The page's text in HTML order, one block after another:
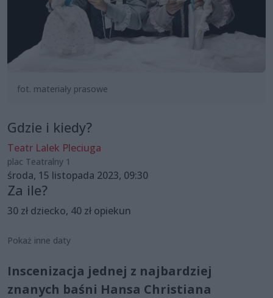
fot. materiały prasowe
Gdzie i kiedy?
Teatr Lalek Pleciuga
plac Teatralny 1
środa, 15 listopada 2023, 09:30
Za ile?
30 zł dziecko, 40 zł opiekun
Pokaż inne daty
Inscenizacja jednej z najbardziej
znanych baśni Hansa Christiana